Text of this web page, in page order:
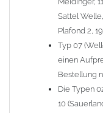
Lieferzeit: ca. 1-2
Sonderanfertigung:
angefertigt - keine
Zum Bild vergößern,
Sattel
Plafond 2,
Typ 07
einen
Bestellung
Die Typen
10